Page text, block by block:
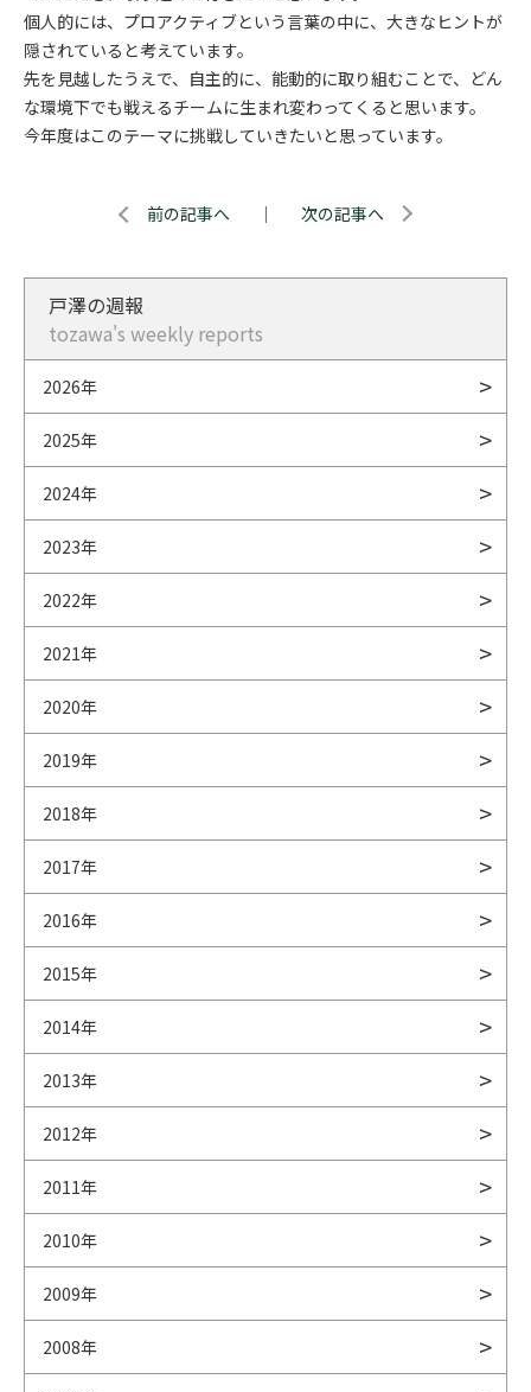
個人的には、プロアクティブという言葉の中に、大きなヒントが
隠されていると考えています。
先を見越したうえで、自主的に、能動的に取り組むことで、どん
な環境下でも戦えるチームに生まれ変わってくると思います。
今年度はこのテーマに挑戦していきたいと思っています。
前の記事へ ｜ 次の記事へ
戸澤の週報
tozawa's weekly reports
2026年
2025年
2024年
2023年
2022年
2021年
2020年
2019年
2018年
2017年
2016年
2015年
2014年
2013年
2012年
2011年
2010年
2009年
2008年